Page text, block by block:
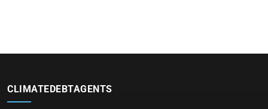
CLIMATEDEBTAGENTS